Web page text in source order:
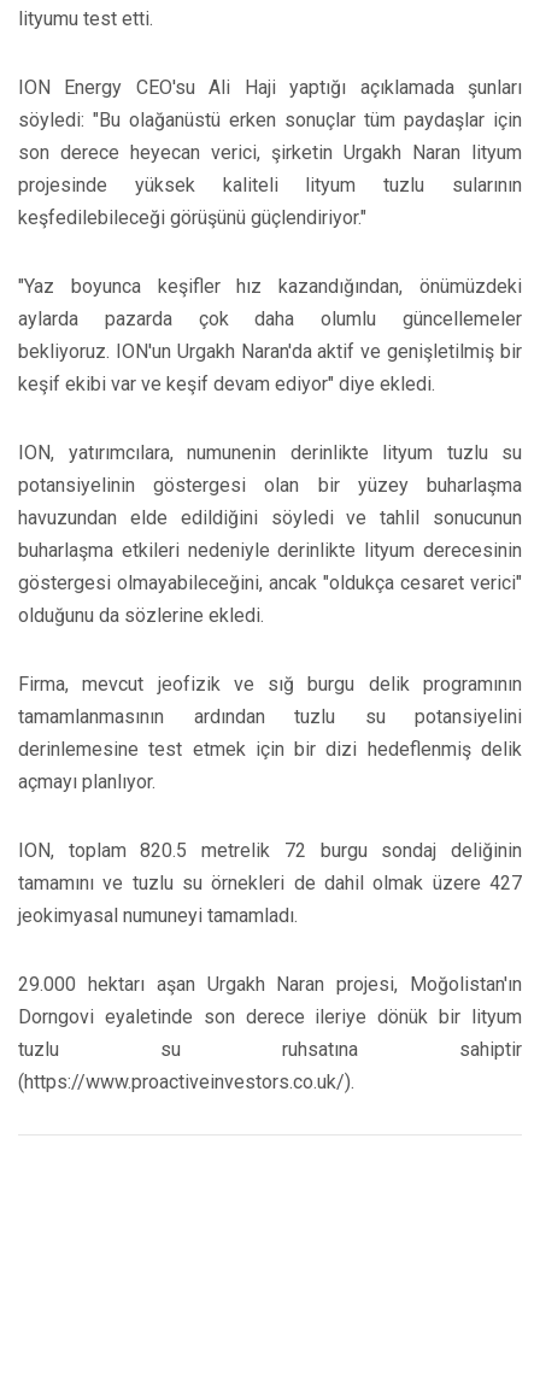
lityumu test etti.
ION Energy CEO'su Ali Haji yaptığı açıklamada şunları
söyledi: "Bu olağanüstü erken sonuçlar tüm paydaşlar için
son derece heyecan verici, şirketin Urgakh Naran lityum
projesinde yüksek kaliteli lityum tuzlu sularının
keşfedilebileceği görüşünü güçlendiriyor."
"Yaz boyunca keşifler hız kazandığından, önümüzdeki
aylarda pazarda çok daha olumlu güncellemeler
bekliyoruz. ION'un Urgakh Naran'da aktif ve genişletilmiş bir
keşif ekibi var ve keşif devam ediyor" diye ekledi.
ION, yatırımcılara, numunenin derinlikte lityum tuzlu su
potansiyelinin göstergesi olan bir yüzey buharlaşma
havuzundan elde edildiğini söyledi ve tahlil sonucunun
buharlaşma etkileri nedeniyle derinlikte lityum derecesinin
göstergesi olmayabileceğini, ancak "oldukça cesaret verici"
olduğunu da sözlerine ekledi.
Firma, mevcut jeofizik ve sığ burgu delik programının
tamamlanmasının ardından tuzlu su potansiyelini
derinlemesine test etmek için bir dizi hedeflenmiş delik
açmayı planlıyor.
ION, toplam 820.5 metrelik 72 burgu sondaj deliğinin
tamamını ve tuzlu su örnekleri de dahil olmak üzere 427
jeokimyasal numuneyi tamamladı.
29.000 hektarı aşan Urgakh Naran projesi, Moğolistan'ın
Dorngovi eyaletinde son derece ileriye dönük bir lityum
tuzlu su ruhsatına sahiptir
(https://www.proactiveinvestors.co.uk/).